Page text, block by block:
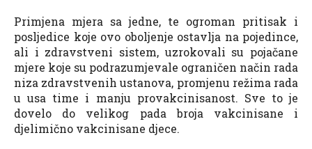
Primjena mjera sa jedne, te ogroman pritisak i
posljedice koje ovo oboljenje ostavlja na pojedince,
ali i zdravstveni sistem, uzrokovali su pojačane
mjere koje su podrazumjevale ograničen način rada
niza zdravstvenih ustanova, promjenu režima rada
u usa time i manju provakcinisanost. Sve to je
dovelo do velikog pada broja vakcinisane i
djelimično vakcinisane djece.